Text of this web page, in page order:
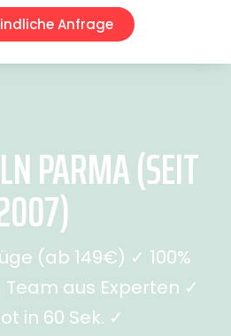
Anfrage
PARMA (SEIT
(ab 149€) ✓ 100%
aus Experten ✓
in 60 Sek. ✓